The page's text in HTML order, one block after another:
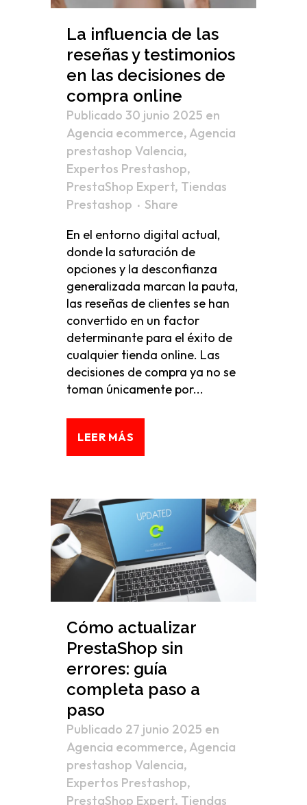
La influencia de las
reseñas y testimonios
en las decisiones de
compra online
Publicado 30 junio 2025 en
Agencia ecommerce, Agencia
prestashop Valencia,
Expertos Prestashop,
PrestaShop Expert, Tiendas
Prestashop
Share
En el entorno digital actual,
donde la saturación de
opciones y la desconfianza
generalizada marcan la pauta,
las reseñas de clientes se han
convertido en un factor
determinante para el éxito de
cualquier tienda online. Las
decisiones de compra ya no se
toman únicamente por...
LEER MÁS
Cómo actualizar
PrestaShop sin
errores: guía
completa paso a
paso
Publicado 27 junio 2025 en
Agencia ecommerce, Agencia
prestashop Valencia,
Expertos Prestashop,
PrestaShop Expert, Tiendas